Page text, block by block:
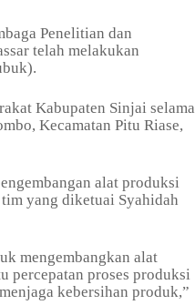
Penelitian dan
telah melakukan
Kabupaten Sinjai selama
Kecamatan Pitu Riase,
alat produksi
yang diketuai Syahidah
mengembangkan alat
percepatan proses produksi
kebersihan produk,”